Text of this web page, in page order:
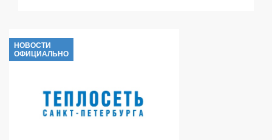
НОВОСТИ
ОФИЦИАЛЬНО